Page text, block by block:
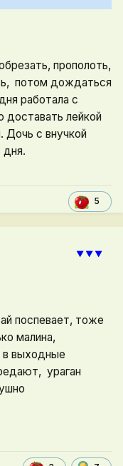
прополоть,
потом дождаться
работала с
лейкой
Дочь с внучкой
дня.
5
⯆⯆⯆
поспевает, тоже
малина,
в выходные
ураган